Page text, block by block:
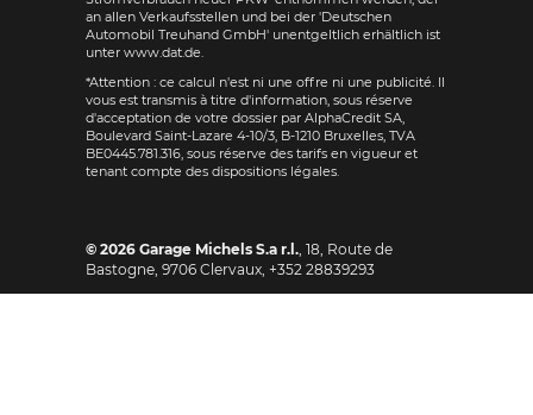
an allen Verkaufsstellen und bei der 'Deutschen
Automobil Treuhand GmbH' unentgeltlich erhältlich ist
unter www.dat.de.
*Attention : ce calcul n'est ni une offre ni une publicité. Il
vous est transmis à titre d'information, sous réserve
d'acceptation de votre dossier par AlphaCredit SA,
Boulevard Saint-Lazare 4-10/3, B-1210 Bruxelles, TVA
BE0445.781.316, sous réserve des tarifs en vigueur et
tenant compte des dispositions légales.
© 2026 Garage Michels S.a r.l. 18, Route de
Bastogne 9706 Clervaux, +352 28839293